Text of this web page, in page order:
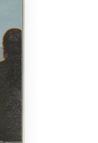
+370 667 80 541
info@elvislab.lt